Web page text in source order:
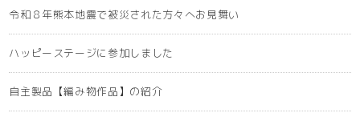
令和８年熊本地震で被災された方々へお見舞い
ハッピーステージに参加しました
自主製品【編み物作品】の紹介